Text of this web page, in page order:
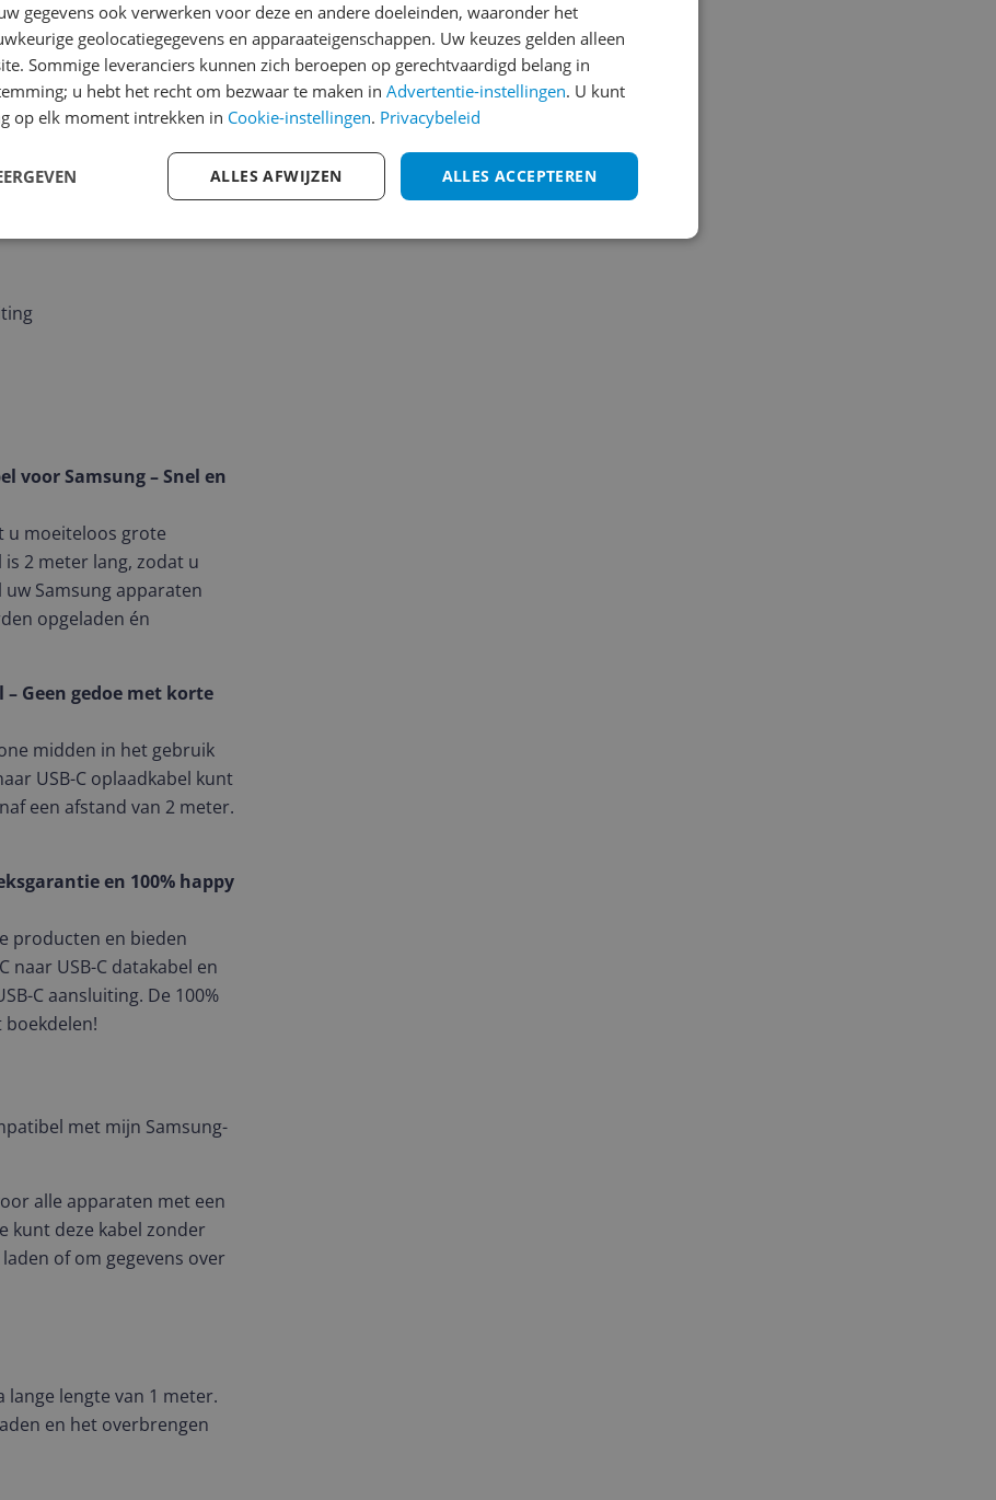
Telefoon. Handig!
voor Samsung – Snel en
u moeiteloos grote
2 meter lang, zodat u
Samsung apparaten
opgeladen én
– Geen gedoe met korte
midden in het gebruik
USB-C oplaadkabel kunt
een afstand van 2 meter.
en 100% happy
producten en bieden
naar USB-C datakabel en
C aansluiting. De 100%
met mijn Samsung-
alle apparaten met een
kunt deze kabel zonder
of om gegevens over
lange lengte van 1 meter.
en het overbrengen
gegevens ook verwerken voor deze en andere doeleinden, waaronder het
geolocatiegegevens en apparaateigenschappen. Uw keuzes gelden alleen
Sommige leveranciers kunnen zich beroepen op gerechtvaardigd belang in
u hebt het recht om bezwaar te maken in Advertentie-instellingen. U kunt
op elk moment intrekken in Cookie-instellingen. Privacybeleid
ALLES ACCEPTEREN
ALLES AFWIJZEN